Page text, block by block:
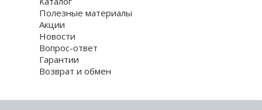
Полезные материалы
Акции
Новости
Вопрос-ответ
Гарантии
Возврат и обмен